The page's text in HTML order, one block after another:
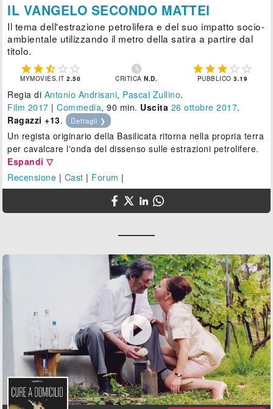
IL VANGELO SECONDO MATTEI
Il tema dell'estrazione petrolifera e del suo impatto socio-
ambientale utilizzando il metro della satira a partire dal
titolo.
    
MYMOVIES.IT2.50

CRITICAN.D.
    
PUBBLICO3.19
Regia di Antonio Andrisani, Pascal Zullino.
Film 2017 |Commedia, 90 min. Uscita 26 ottobre 2017.
Ragazzi +13. Dettagli ❯
Un regista originario della Basilicata ritorna nella propria terra
per cavalcare l'onda del dissenso sulle estrazioni petrolifere.
Espandi ▽
Recensione | Cast | Forum |
